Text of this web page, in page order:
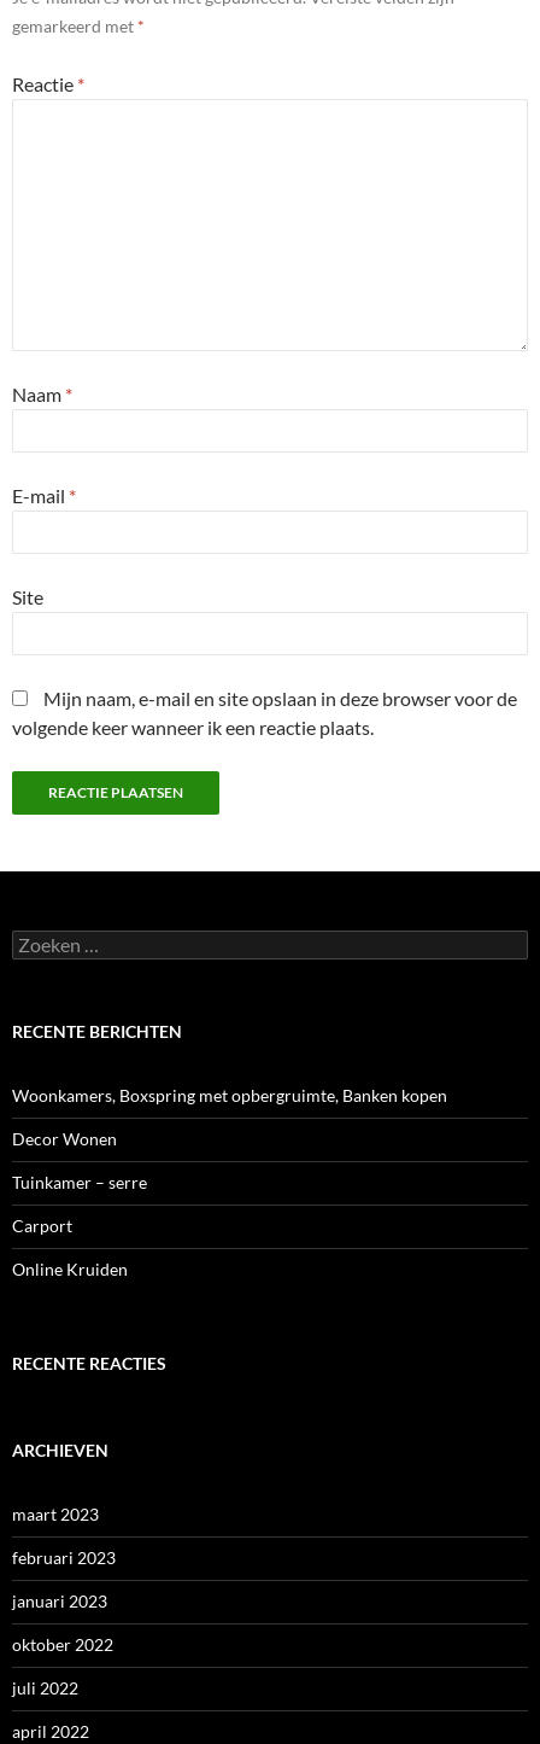
gemarkeerd met *
Reactie *
Naam *
E-mail *
Site
Mijn naam, e-mail en site opslaan in deze browser voor de
volgende keer wanneer ik een reactie plaats.
Zoeken
naar:
RECENTE BERICHTEN
Woonkamers, Boxspring met opbergruimte, Banken kopen
Decor Wonen
Tuinkamer – serre
Carport
Online Kruiden
RECENTE REACTIES
ARCHIEVEN
maart 2023
februari 2023
januari 2023
oktober 2022
juli 2022
april 2022